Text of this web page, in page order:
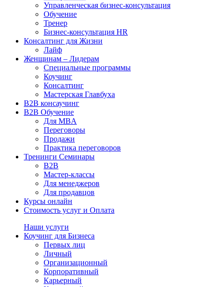
Управленческая бизнес-консультация
Обучение
Тренер
Бизнес-консультация HR
Консалтинг для Жизни
Лайф
Женщинам – Лидерам
Специальные программы
Коучинг
Консалтинг
Мастерская Главбуха
B2B консаучинг
B2B Обучение
Для MBA
Переговоры
Продажи
Практика переговоров
Тренинги Семинары
B2B
Мастер-классы
Для менеджеров
Для продавцов
Курсы онлайн
Стоимость услуг и Оплата
Наши услуги
Коучинг для Бизнеса
Первых лиц
Личный
Организационный
Корпоративный
Карьерный